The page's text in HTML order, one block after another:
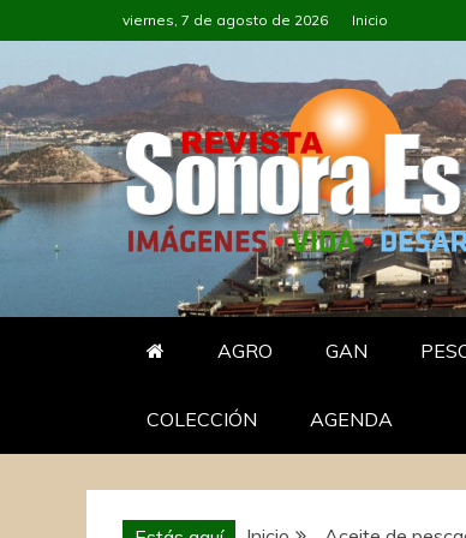
al
contenido
viernes, 7 de agosto de 2026 Inicio
SONORA
REVISTA SONORAES…
AGRO GAN
COLECCIÓN AGENDA